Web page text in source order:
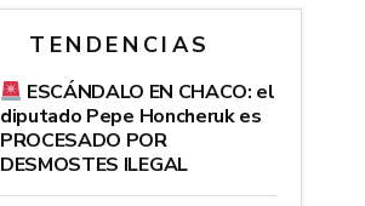
TENDENCIAS
ESCÁNDALO EN CHACO: el
diputado Pepe Honcheruk es
PROCESADO POR
DESMOSTES ILEGAL